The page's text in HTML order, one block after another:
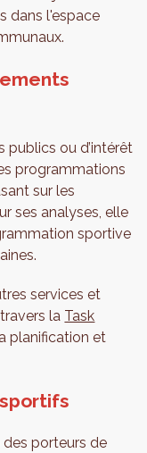
dans l'espace
publics ou d’intérêt
programmations
sur les
ses analyses, elle
sportive
services et
la Task
planification et
des porteurs de